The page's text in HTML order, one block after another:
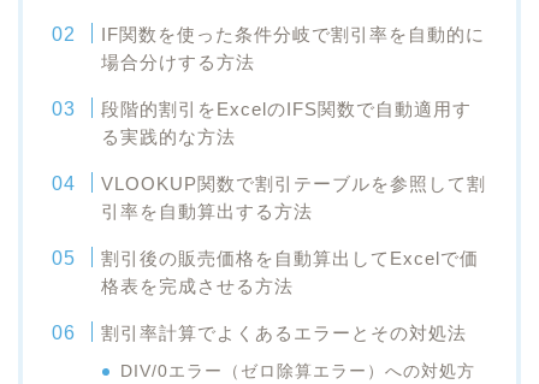
IF関数を使った条件分岐で割引率を自動的に
場合分けする方法
段階的割引をExcelのIFS関数で自動適用す
る実践的な方法
VLOOKUP関数で割引テーブルを参照して割
引率を自動算出する方法
割引後の販売価格を自動算出してExcelで価
格表を完成させる方法
割引率計算でよくあるエラーとその対処法
DIV/0エラー（ゼロ除算エラー）への対処方